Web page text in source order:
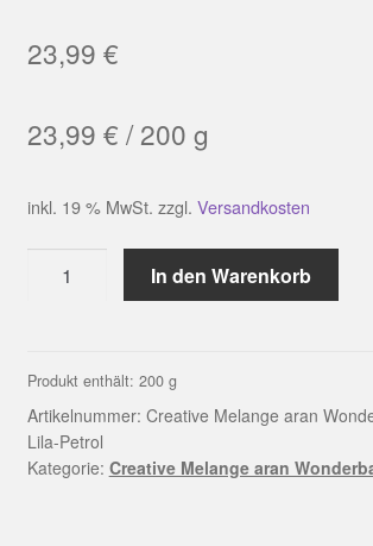
23,99 €
23,99 € /200 g
inkl. 19 % MwSt. zzgl. Versandkosten
Melange
|
Farbe
007
Lila-
In den Warenkorb
Produkt enthält: 200 g
Artikelnummer: Creative Melange aran
Lila-Petrol
Kategorie: Creative Melange aran